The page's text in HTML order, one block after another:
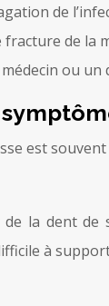
de
de la
ou
est
la dent
à